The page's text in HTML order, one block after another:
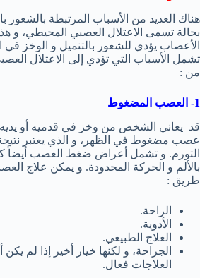
هناك العديد من الأسباب المرتبطة بالشعور
بحالة تسمى الاعتلال العصبي المحيطي، و
الأعصاب يؤدي للشعور بالتنميل و الوخز في
تشمل الأسباب التي تؤدي إلى الاعتلال
من :
1- العصب المضغوط
قد يعاني الشخص من وخز في قدميه أو
عصب مضغوط في الظهر، و الذي يعتبر نتيجة
التورم. و تشمل أعراض ضغط العصب أيضاً
بالألم و الحركة المحدودة. و يمكن علاج
طريق :
الراحة.
الأدوية.
العلاج الطبيعي.
الجراحة، و لكنها خيار أخير إذا لم
العلاجات فعال.